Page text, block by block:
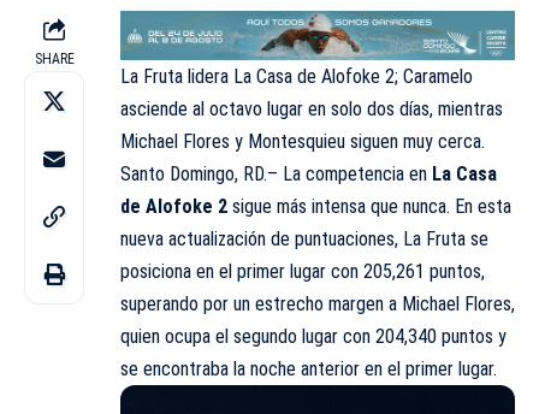
SHARE
La Fruta lidera La Casa de Alofoke 2; Caramelo
asciende al octavo lugar en solo dos días, mientras
Michael Flores y Montesquieu siguen muy cerca.
Santo Domingo, RD.– La competencia en La Casa
de Alofoke 2 sigue más intensa que nunca. En esta
nueva actualización de puntuaciones, La Fruta se
posiciona en el primer lugar con 205,261 puntos,
superando por un estrecho margen a Michael Flores,
quien ocupa el segundo lugar con 204,340 puntos y
se encontraba la noche anterior en el primer lugar.